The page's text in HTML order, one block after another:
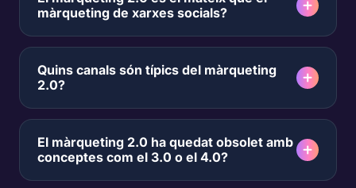
màrqueting de xarxes socials?
Quins canals són típics del màrqueting
2.0?
El màrqueting 2.0 ha quedat obsolet amb
conceptes com el 3.0 o el 4.0?